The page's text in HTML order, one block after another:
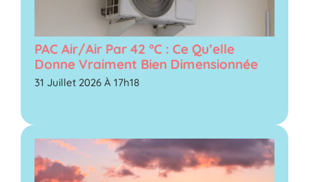
PAC Air/air Par 42 °C : Ce Qu’elle
Donne Vraiment Bien Dimensionnée
31 Juillet 2026 À 17h18